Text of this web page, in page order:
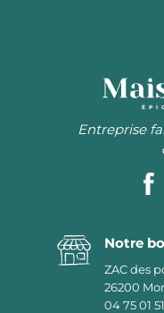
Entreprise
Notre
ZAC des
26200
04 75 01